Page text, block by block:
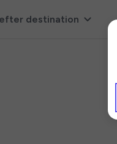
destination